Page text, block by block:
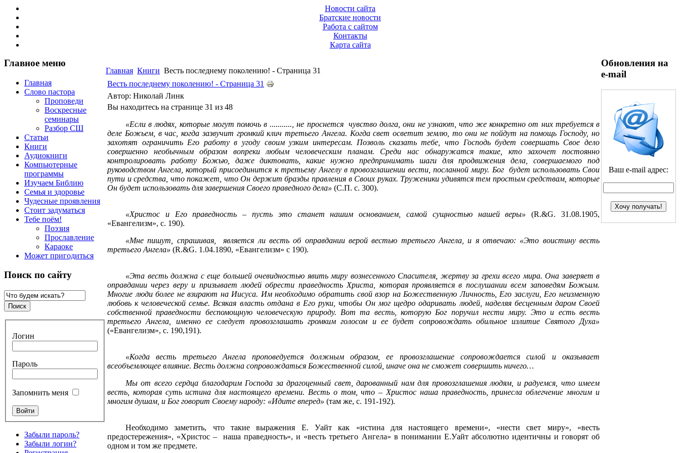
Новости сайта
Братские новости
Работа с сайтом
Контакты
Карта сайта
Главное меню
Главная
Слово пастора
Проповеди
Воскресные
семинары
Разбор СШ
Статьи
Книги
Аудиокниги
Компьютерные
программы
Изучаем Библию
Семья и здоровье
Чудесные проявления
Стоит задуматься
Тебе поём!
Поэзия
Прославление
Караоке
Может пригодиться
Поиск по сайту
Логин
Пароль
Запомнить меня
Забыли пароль?
Забыли логин?
Главная Книги Весть последнему поколению! - Страница 31
Весть последнему поколению! - Страница 31
Автор: Николай Линк
Вы находитесь на странице 31 из 48
«Если в людях, которые могут помочь в ..........., не проснется
чувство долга, они не узнают, что же конкретно от них требуется в
деле Божьем, в час, когда зазвучит громкий клич третьего Ангела. Когда свет осветит землю, то они не пойдут на помощь Господу, но
захотят ограничить Его работу в угоду своим узким интересам. Позволь сказать тебе, что Господь будет совершать Свое дело
совершенно необычным образом вопреки любым человеческим планам. Среди нас обнаружатся такие, кто захочет постоянно
контролировать работу Божью, даже диктовать, какие нужно предпринимать шаги для продвижения дела, совершаемого под
руководством Ангела, который присоединится к третьему Ангелу в провозглашении вести, посланной миру. Бог
будет использовать Свои
пути и средства, что покажет, что Он держит бразды правления в Своих руках. Труженики удивятся тем простым средствам, которые
Он будет использовать для завершения Своего праведного дела» (С.П. с. 300).
«Христос и Его праведность – пусть это станет нашим основанием, самой сущностью нашей веры»(R.&G. 31.08.1905,
«Евангелизм», с. 190).
«Мне пишут, спрашивая,
является ли весть об оправдании верой вестью третьего Ангела, и я отвечаю: «Это воистину весть
третьего Ангела» (R.&G. 1.04.1890, «Евангелизм» с 190).
«Эта весть должна с еще большей очевидностью явить миру вознесенного Спасителя, жертву за грехи всего мира. Она заверяет в
оправдании через веру и призывает людей обрести праведность Христа, которая проявляется в послушании всем заповедям Божьим.
Многие люди более не взирают на Иисуса. Им необходимо обратить свой взор на Божественную Личность, Его заслуги, Его неизменную
любовь к человеческой семье. Всякая власть отдана в Его руки, чтобы Он мог щедро одаривать людей, наделяя бесценным даром Своей
собственной праведности беспомощную человеческую природу. Вот та весть, которую Бог поручил нести миру. Это и есть весть
третьего Ангела, именно ее следует провозглашать громким голосом и ее будет сопровождать обильное излитие Святого Духа»
(«Евангелизм», с. 190,191).
«Когда весть третьего Ангела проповедуется должным образом, ее провозглашение сопровождается силой и оказывает
всеобъемлющее влияние. Весть должна сопровождаться Божественной силой, иначе она не сможет совершить ничего…
Мы от всего сердца благодарим Господа за драгоценный свет, дарованный нам для провозглашения людям, и радуемся, что имеем
весть, которая суть истина для настоящего времени. Весть о том, что – Христос наша праведность, принесла облегчение многим и
многим душам, и Бог говорит Своему народу: «Идите вперед» (там же, с. 191-192).
Необходимо заметить, что такие выражения Е. Уайт как «истина для настоящего времени», «нести свет миру», «весть
предостережения», «Христос –
наша праведность», и «весть третьего Ангела» в понимании Е.Уайт абсолютно идентичны и говорят об
одном и том же предмете.
Обновления на
e-mail
Ваш e-mail адрес: